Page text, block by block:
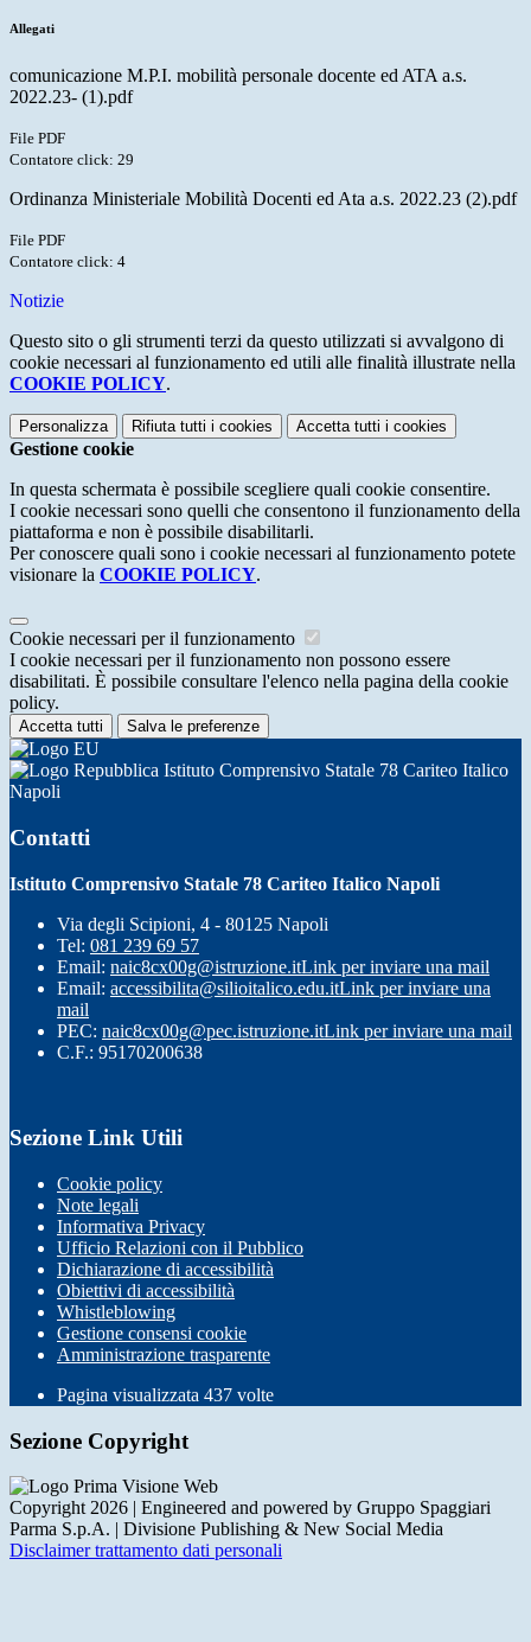
Allegati
comunicazione M.P.I. mobilità personale docente ed ATA a.s.
2022.23- (1).pdf
File PDF
Contatore click: 29
Ordinanza Ministeriale Mobilità Docenti ed Ata a.s. 2022.23 (2).pdf
File PDF
Contatore click: 4
Notizie
Questo sito o gli strumenti terzi da questo utilizzati si avvalgono di
cookie necessari al funzionamento ed utili alle finalità illustrate nella
COOKIE POLICY.
Personalizza Rifiuta tutti i cookies Accetta tutti i cookies
Gestione cookie
In questa schermata è possibile scegliere quali cookie consentire.
I cookie necessari sono quelli che consentono il funzionamento della
piattaforma e non è possibile disabilitarli.
Per conoscere quali sono i cookie necessari al funzionamento potete
visionare la COOKIE POLICY.
Cookie necessari per il funzionamento
I cookie necessari per il funzionamento non possono essere
disabilitati. È possibile consultare l'elenco nella pagina della cookie
policy.
Accetta tutti Salva le preferenze
Istituto Comprensivo Statale 78 Cariteo Italico
Napoli
Contatti
Istituto Comprensivo Statale 78 Cariteo Italico Napoli
Via degli Scipioni, 4 - 80125 Napoli
Tel: 081 239 69 57
Email: naic8cx00g@istruzione.itLink per inviare una mail
Email: accessibilita@silioitalico.edu.itLink per inviare una
mail
PEC: naic8cx00g@pec.istruzione.itLink per inviare una mail
C.F.: 95170200638
Sezione Link Utili
Cookie policy
Note legali
Informativa Privacy
Ufficio Relazioni con il Pubblico
Dichiarazione di accessibilità
Obiettivi di accessibilità
Whistleblowing
Gestione consensi cookie
Amministrazione trasparente
Pagina visualizzata 437 volte
Sezione Copyright
Copyright 2026 | Engineered and powered by Gruppo Spaggiari
Parma S.p.A. | Divisione Publishing & New Social Media
Disclaimer trattamento dati personali